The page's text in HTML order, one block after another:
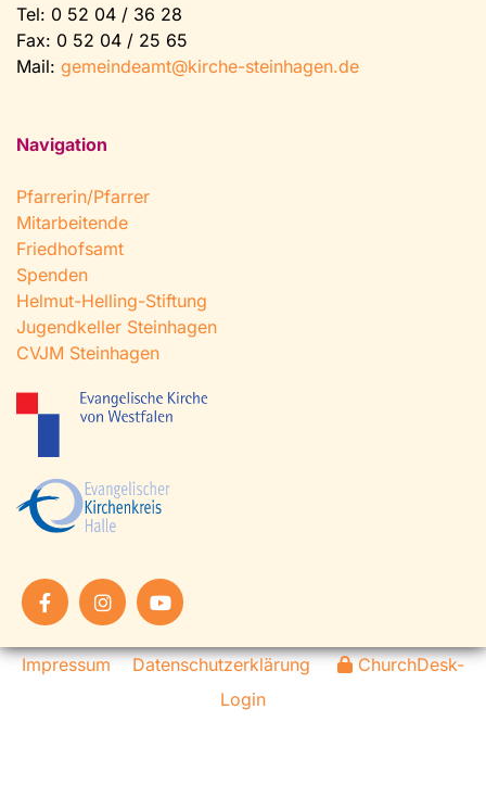
Tel: 0 52 04 / 36 28
Fax: 0 52 04 / 25 65
Mail: gemeindeamt@kirche-steinhagen.de
Navigation
Pfarrerin/Pfarrer
Mitarbeitende
Friedhofsamt
Spenden
Helmut-Helling-Stiftung
Jugendkeller Steinhagen
CVJM Steinhagen
Impressum Datenschutzerklärung
ChurchDesk-
Login